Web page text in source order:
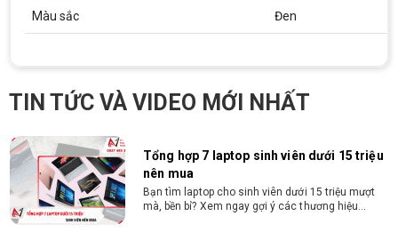
Màu sắc Đen
TIN TỨC VÀ VIDEO MỚI NHẤT
tập. Xem ngay phân tích để chọn thiết bị chuẩn
Hình Nào Đáng Tiền?
Tìm laptop sinh viên 15–20 triệu phù hợp ngành
học năm 2026? Khám phá cách chọn cấu hình,
Tổng hợp 7 laptop sinh viên dưới 15 triệu
nên mua
Bạn tìm laptop cho sinh viên dưới 15 triệu mượt
mà, bền bỉ? Xem ngay gợi ý các thương hiệu